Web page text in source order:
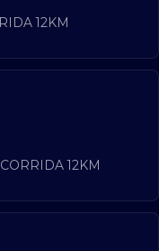
12KM
CORRIDA 12KM